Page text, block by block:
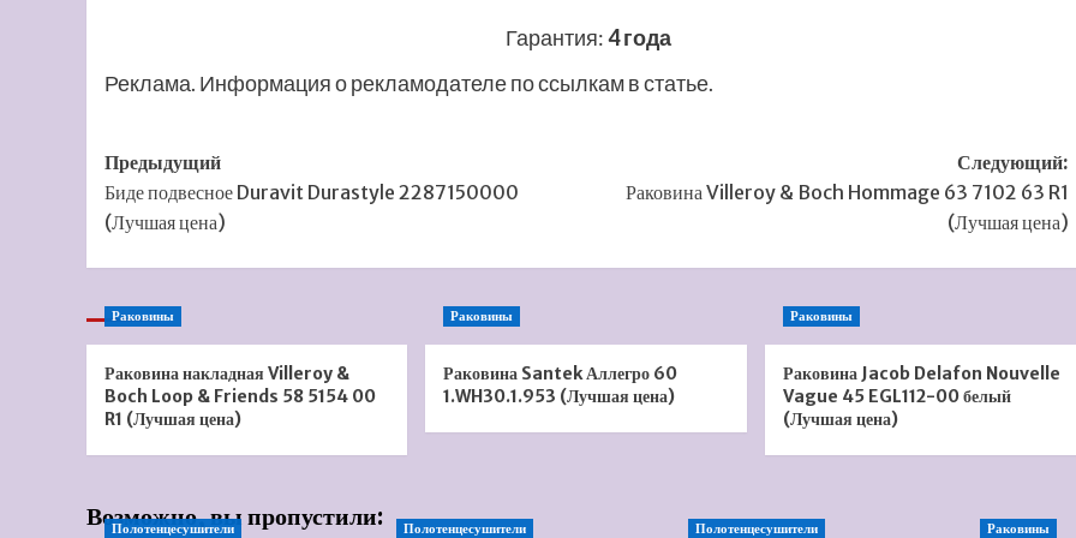
Гарантия:4 года
Реклама. Информация о рекламодателе по ссылкам в статье.
Навигация
записи
Предыдущий
Биде подвесное Duravit Durastyle 2287150000
(Лучшая цена)
Следующий:
Раковина Villeroy & Boch Hommage 63 7102 63 R1
(Лучшая цена)
Раковины
Раковина накладная Villeroy &
Boch Loop & Friends 58 5154 00
R1 (Лучшая цена)
Раковины
Раковина Santek Аллегро 60
1.WH30.1.953 (Лучшая цена)
Раковины
Раковина Jacob Delafon Nouvelle
Vague 45 EGL112-00 белый
(Лучшая цена)
Возможно, вы пропустили:
Полотенцесушители Полотенцесушители Полотенцесушители Раковины